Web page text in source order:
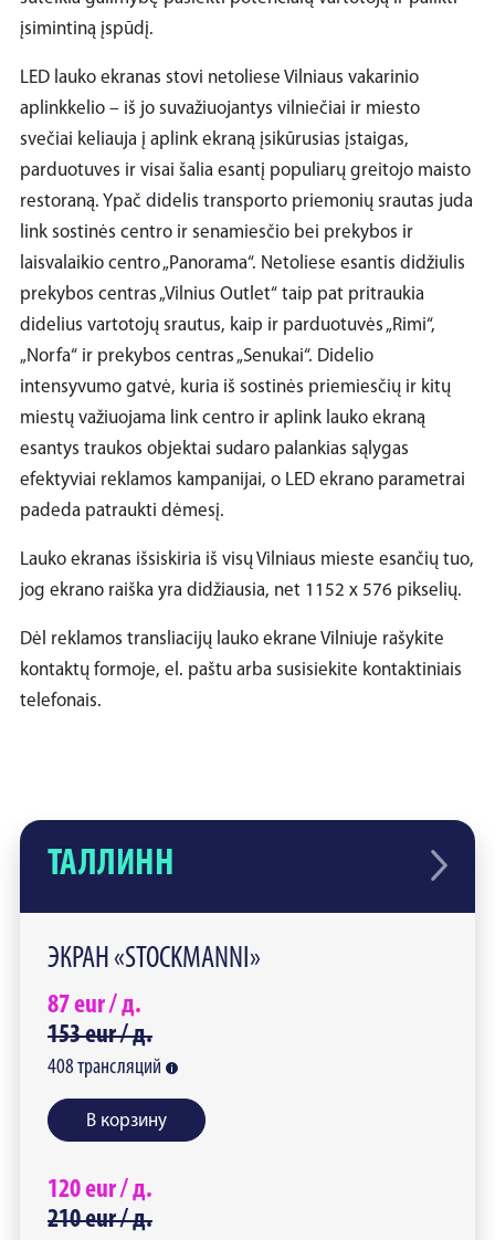
ТАЛЛИНН
ЭКРАН «STOCKMANNI»
87eur /д.
153eur /д.
408 трансляций
В корзину
120eur /д.
210eur /д.
įsimintiną įspūdį.
LED lauko ekranas stovi netoliese Vilniaus vakarinio
aplinkkelio – iš jo suvažiuojantys vilniečiai ir miesto
svečiai keliauja į aplink ekraną įsikūrusias įstaigas,
parduotuves ir visai šalia esantį populiarų greitojo maisto
restoraną. Ypač didelis transporto priemonių srautas juda
link sostinės centro ir senamiesčio bei prekybos ir
laisvalaikio centro „Panorama“. Netoliese esantis didžiulis
prekybos centras „Vilnius Outlet“ taip pat pritraukia
didelius vartotojų srautus, kaip ir parduotuvės „Rimi“,
„Norfa“ ir prekybos centras „Senukai“. Didelio
intensyvumo gatvė, kuria iš sostinės priemiesčių ir kitų
miestų važiuojama link centro ir aplink lauko ekraną
esantys traukos objektai sudaro palankias sąlygas
efektyviai reklamos kampanijai, o LED ekrano parametrai
padeda patraukti dėmesį.
Lauko ekranas išsiskiria iš visų Vilniaus mieste esančių tuo,
jog ekrano raiška yra didžiausia, net 1152 x 576 pikselių.
Dėl reklamos transliacijų lauko ekrane Vilniuje rašykite
kontaktų formoje, el. paštu arba susisiekite kontaktiniais
telefonais.